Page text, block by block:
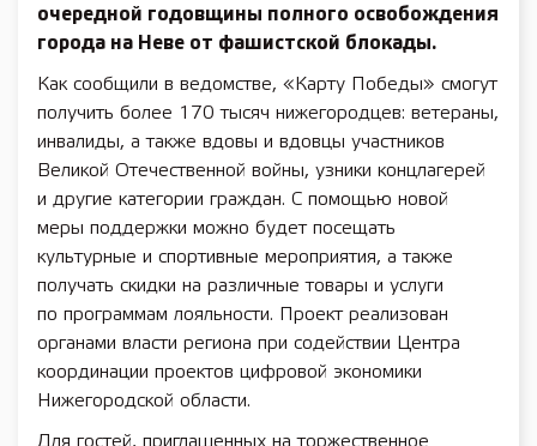
очередной годовщины полного освобождения
города на Неве от фашистской блокады.
Как сообщили в ведомстве, «Карту Победы» смогут
получить более 170 тысяч нижегородцев: ветераны,
инвалиды, а также вдовы и вдовцы участников
Великой Отечественной войны, узники концлагерей
и другие категории граждан. С помощью новой
меры поддержки можно будет посещать
культурные и спортивные мероприятия, а также
получать скидки на различные товары и услуги
по программам лояльности. Проект реализован
органами власти региона при содействии Центра
координации проектов цифровой экономики
Нижегородской области.
Для гостей, приглашенных на торжественное